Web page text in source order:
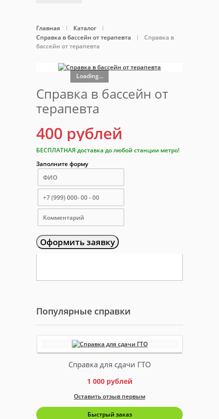
Главная
Каталог
Справка в бассейн от терапевта
Справка в
бассейн от терапевта
Loading...
Справка в бассейн от
терапевта
400 рублей
БЕСПЛАТНАЯ доставка до любой станции метро!
Заполните форму
Оформить заявку
Популярные справки
Справка для сдачи ГТО
1 000 рублей
Оставить отзыв первым
Быстрый заказ